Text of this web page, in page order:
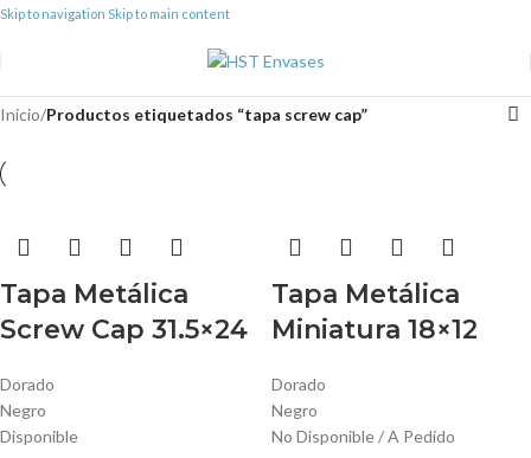
Skip to navigation Skip to main content
Inicio/Productos etiquetados “tapa screw cap”
Tapa Metálica
Screw Cap 31.5×24
Dorado
Negro
Disponible
Tapa Metálica
Miniatura 18×12
Dorado
Negro
No Disponible / A Pedido